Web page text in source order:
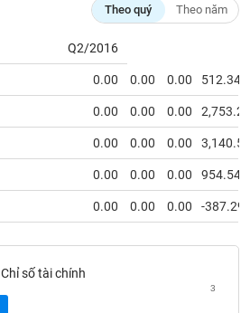
Theo quý Theo năm
Q2/2016
0.00 0.00 0.00 512.34
0.00 0.00 0.00
0.00 0.00 0.00
0.00 0.00 0.00 954.54
0.00 0.00 0.00 -387.29
Chỉ số tài chính
3